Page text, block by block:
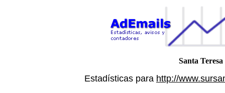
Santa
Estadísticas para http://